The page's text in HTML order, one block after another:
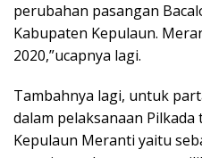
perubahan pasangan
Kabupaten Kepulaun.
2020,”ucapnya lagi.
Tambahnya lagi, untuk
dalam pelaksanaan
Kepulaun Meranti yaitu